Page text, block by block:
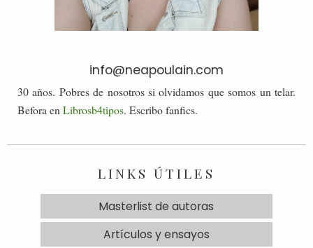
info@neapoulain.com
30 años. Pobres de nosotros si olvidamos que somos un telar.
Befora en Librosb4tipos. Escribo fanfics.
LINKS ÚTILES
Masterlist de autoras
Artículos y ensayos